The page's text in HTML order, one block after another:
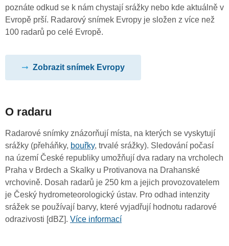
poznáte odkud se k nám chystají srážky nebo kde aktuálně v
Evropě prší. Radarový snímek Evropy je složen z více než
100 radarů po celé Evropě.
Zobrazit snímek Evropy
O radaru
Radarové snímky znázorňují místa, na kterých se vyskytují
srážky (přeháňky, bouřky, trvalé srážky). Sledování počasí
na území České republiky umožňují dva radary na vrcholech
Praha v Brdech a Skalky u Protivanova na Drahanské
vrchovině. Dosah radarů je 250 km a jejich provozovatelem
je Český hydrometeorologický ústav. Pro odhad intenzity
srážek se používají barvy, které vyjadřují hodnotu radarové
odrazivosti [dBZ]. Více informací